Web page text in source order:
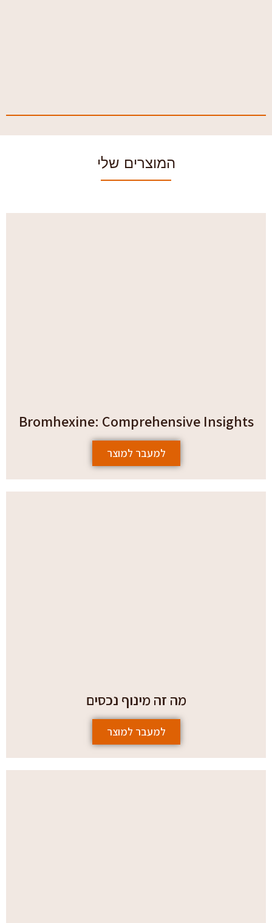
המוצרים שלי
Bromhexine: Comprehensive Insights
למעבר למוצר
מה זה מינוף נכסים
למעבר למוצר